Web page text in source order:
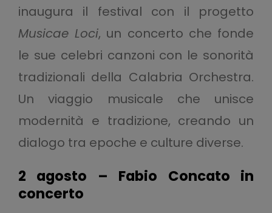
inaugura il festival con il progetto
Musicae Loci, un concerto che fonde
le sue celebri canzoni con le sonorità
tradizionali della Calabria Orchestra.
Un viaggio musicale che unisce
modernità e tradizione, creando un
dialogo tra epoche e culture diverse.
2 agosto – Fabio Concato in
concerto